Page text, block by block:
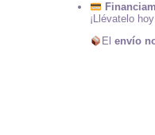
¡Llévatelo
El envío